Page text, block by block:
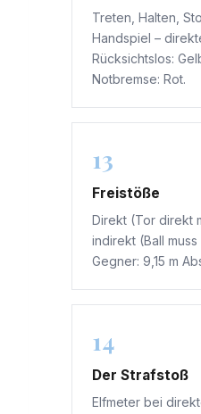
Treten, Halten,
Handspiel –
Rücksichtslos:
Notbremse: Rot.
13
Freistöße
Direkt (Tor direkt
indirekt (Ball
Gegner: 9,15 m
14
Der Strafstoß
Elfmeter bei